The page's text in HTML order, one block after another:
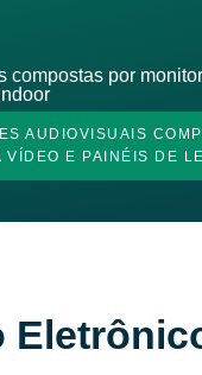
por
AUDIOVISUAIS
E PAINÉIS DE